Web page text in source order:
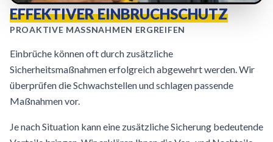
EFFEKTIVER EINBRUCHSCHUTZ
PROAKTIVE MASSNAHMEN ERGREIFEN
Einbrüche können oft durch zusätzliche
Sicherheitsmaßnahmen erfolgreich abgewehrt werden. Wir
überprüfen die Schwachstellen und schlagen passende
Maßnahmen vor.
Je nach Situation kann eine zusätzliche Sicherung bedeutende